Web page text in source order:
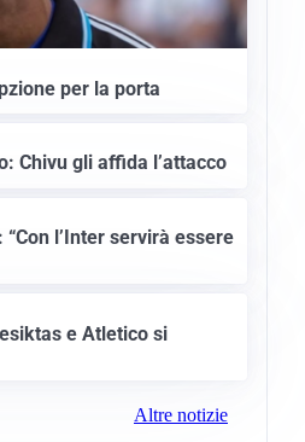
per la porta
Chivu gli affida l’attacco
l’Inter servirà essere
e Atletico si
Altre notizie